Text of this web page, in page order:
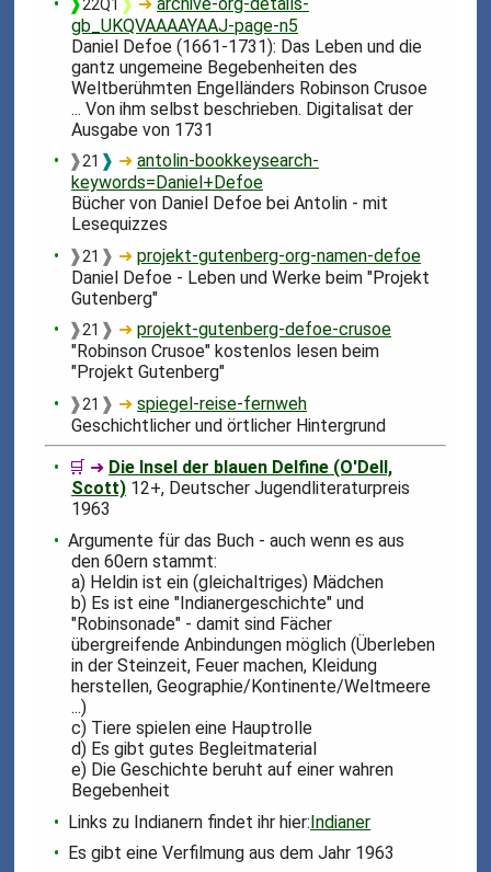
22Q1
gb_UKQVAAAAYAAJ-page-n5
Daniel Defoe (1661-1731): Das Leben und die
gantz ungemeine Begebenheiten des
Weltberühmten Engelländers Robinson Crusoe
... Von ihm selbst beschrieben. Digitalisat der
Ausgabe von 1731
❱21 ❱ ➜antolin-bookkeysearch-
keywords=Daniel+Defoe
Bücher von Daniel Defoe bei Antolin - mit
Lesequizzes
❱21 ❱ ➜projekt-gutenberg-org-namen-defoe
Daniel Defoe - Leben und Werke beim "Projekt
Gutenberg"
❱21 ❱ ➜projekt-gutenberg-defoe-crusoe
"Robinson Crusoe" kostenlos lesen beim
"Projekt Gutenberg"
❱21 ❱ ➜spiegel-reise-fernweh
Geschichtlicher und örtlicher Hintergrund
🛒 ➜ Die Insel der blauen Delfine (O'Dell,
Scott) 12+, Deutscher Jugendliteraturpreis
1963
Argumente für das Buch - auch wenn es aus
den 60ern stammt:
a) Heldin ist ein (gleichaltriges) Mädchen
b) Es ist eine "Indianergeschichte" und
"Robinsonade" - damit sind Fächer
übergreifende Anbindungen möglich (Überleben
in der Steinzeit, Feuer machen, Kleidung
herstellen, Geographie/Kontinente/Weltmeere
...)
c) Tiere spielen eine Hauptrolle
d) Es gibt gutes Begleitmaterial
e) Die Geschichte beruht auf einer wahren
Begebenheit
Links zu Indianern findet ihr hier:Indianer
Es gibt eine Verfilmung aus dem Jahr 1963